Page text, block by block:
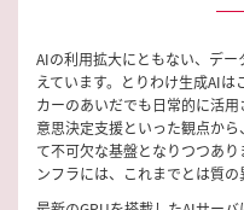
AIの利用拡大にともない、デ
えています。とりわけ生成AI
カーのあいだでも日常的に活
意思決定支援といった観点か
て不可欠な基盤となりつつあ
ンフラには、これまでとは質の